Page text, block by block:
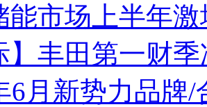
能市场上半年激
】丰田第一财
6月新势力品牌